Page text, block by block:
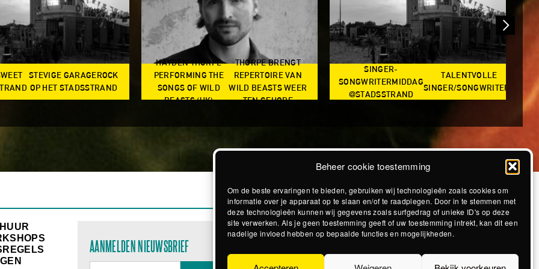
Beheer cookie toestemming
Om de beste ervaringen te bieden, gebruiken wij technologieën zoals cookies om
informatie over je apparaat op te slaan en/of te raadplegen. Door in te stemmen met
deze technologieën kunnen wij gegevens zoals surfgedrag of unieke ID's op deze
site verwerken. Als je geen toestemming geeft of uw toestemming intrekt, kan dit een
nadelige invloed hebben op bepaalde functies en mogelijkheden.
STEVIGE GARAGEROCK
OP HET STADSSTRAND
HAYDEN THORPE
PERFORMING THE
SONGS OF WILD
BEASTS (UK)
THORPE BRENGT
REPERTOIRE VAN
WILD BEASTS WEER
TEN GEHORE
SINGER-
SONGWRITERMIDDAG
@STADSSTRAND
TALENTVOLLE
SINGER/SONGWRITERS
AANMELDEN NIEUWSBRIEF